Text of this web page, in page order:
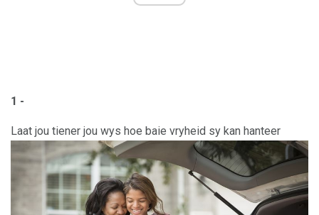
1 -
Laat jou tiener jou wys hoe baie vryheid sy kan hanteer